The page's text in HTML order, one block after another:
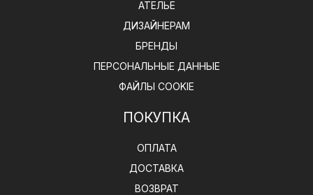
АТЕЛЬЕ
ДИЗАЙНЕРАМ
БРЕНДЫ
ПЕРСОНАЛЬНЫЕ ДАННЫЕ
ФАЙЛЫ COOKIE
ПОКУПКА
ОПЛАТА
ДОСТАВКА
ВОЗВРАТ